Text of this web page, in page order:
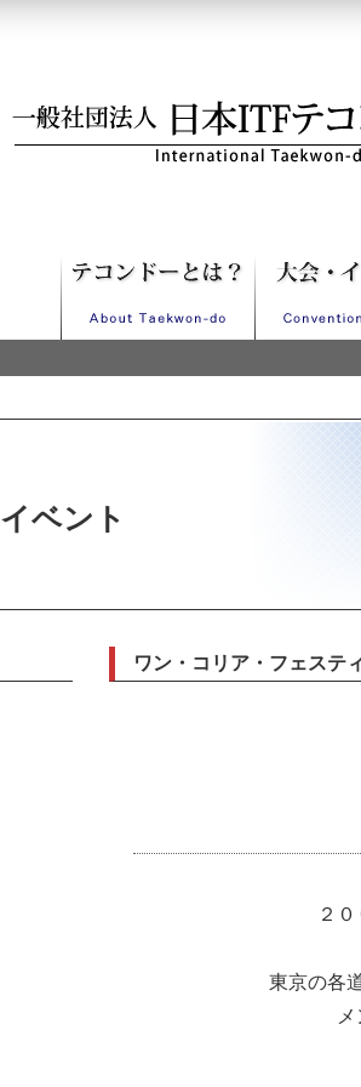
イベント
ワン・コリア・フェステ
２
東京の各